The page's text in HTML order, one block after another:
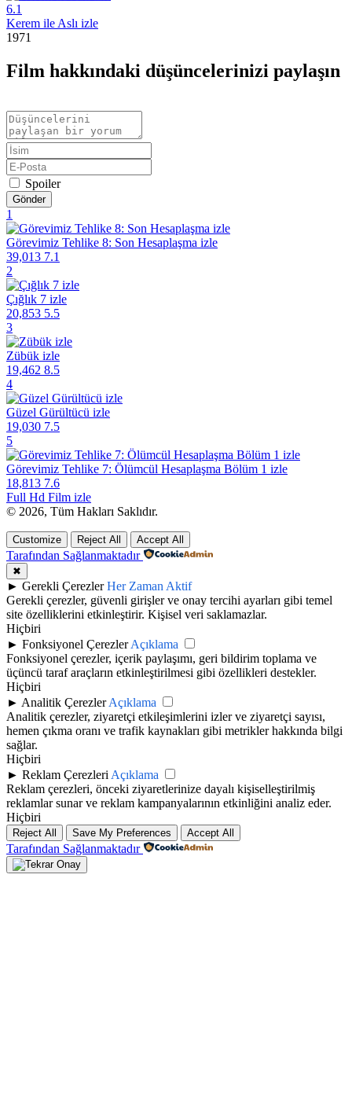
6.1
Kerem ile Aslı izle
1971
Film hakkındaki düşüncelerinizi paylaşın
Spoiler
Gönder
1
Görevimiz Tehlike 8: Son Hesaplaşma izle
39,013 7.1
2
Çığlık 7 izle
20,853 5.5
3
Zübük izle
19,462 8.5
4
Güzel Gürültücü izle
19,030 7.5
5
Görevimiz Tehlike 7: Ölümcül Hesaplaşma Bölüm 1 izle
18,813 7.6
Full Hd Film izle
© 2026, Tüm Hakları Saklıdır.
Customize Reject All Accept All
Tarafından Sağlanmaktadır
✖
► Gerekli Çerezler Her Zaman Aktif
Gerekli çerezler, güvenli girişler ve onay tercihi ayarları gibi temel
site özelliklerini etkinleştirir. Kişisel veri saklamazlar.
Hiçbiri
► Fonksiyonel ÇerezlerAçıklama
Fonksiyonel çerezler, içerik paylaşımı, geri bildirim toplama ve
üçüncü taraf araçların etkinleştirilmesi gibi özellikleri destekler.
Hiçbiri
► Analitik ÇerezlerAçıklama
Analitik çerezler, ziyaretçi etkileşimlerini izler ve ziyaretçi sayısı,
hemen çıkma oranı ve trafik kaynakları gibi metrikler hakkında bilgi
sağlar.
Hiçbiri
► Reklam ÇerezleriAçıklama
Reklam çerezleri, önceki ziyaretlerinize dayalı kişiselleştirilmiş
reklamlar sunar ve reklam kampanyalarının etkinliğini analiz eder.
Hiçbiri
Reject All Save My Preferences Accept All
Tarafından Sağlanmaktadır